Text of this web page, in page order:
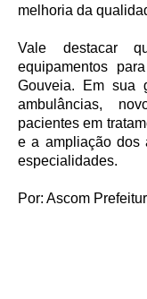
melhoria da
Vale destacar
equipamentos
Gouveia. Em sua
ambulâncias,
pacientes em
e a ampliação dos
especialidades.
Por: Ascom